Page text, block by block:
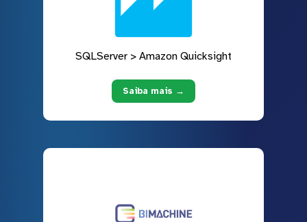
SQLServer > Amazon Quicksight
Saiba mais →